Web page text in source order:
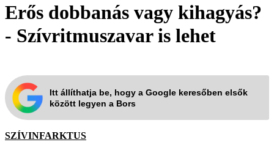
Erős dobbanás vagy kihagyás?
- Szívritmuszavar is lehet
Itt állíthatja be, hogy a Google keresőben elsők
között legyen a Bors
SZÍVINFARKTUS